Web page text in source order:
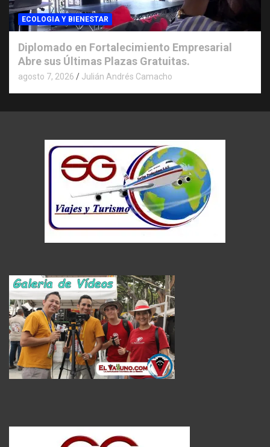
ECOLOGIA Y BIENESTAR
Diplomado en Fortalecimiento Empresarial
Abre sus Últimas Plazas Gratuitas.
agosto 7, 2026 Julián Andrés Camacho